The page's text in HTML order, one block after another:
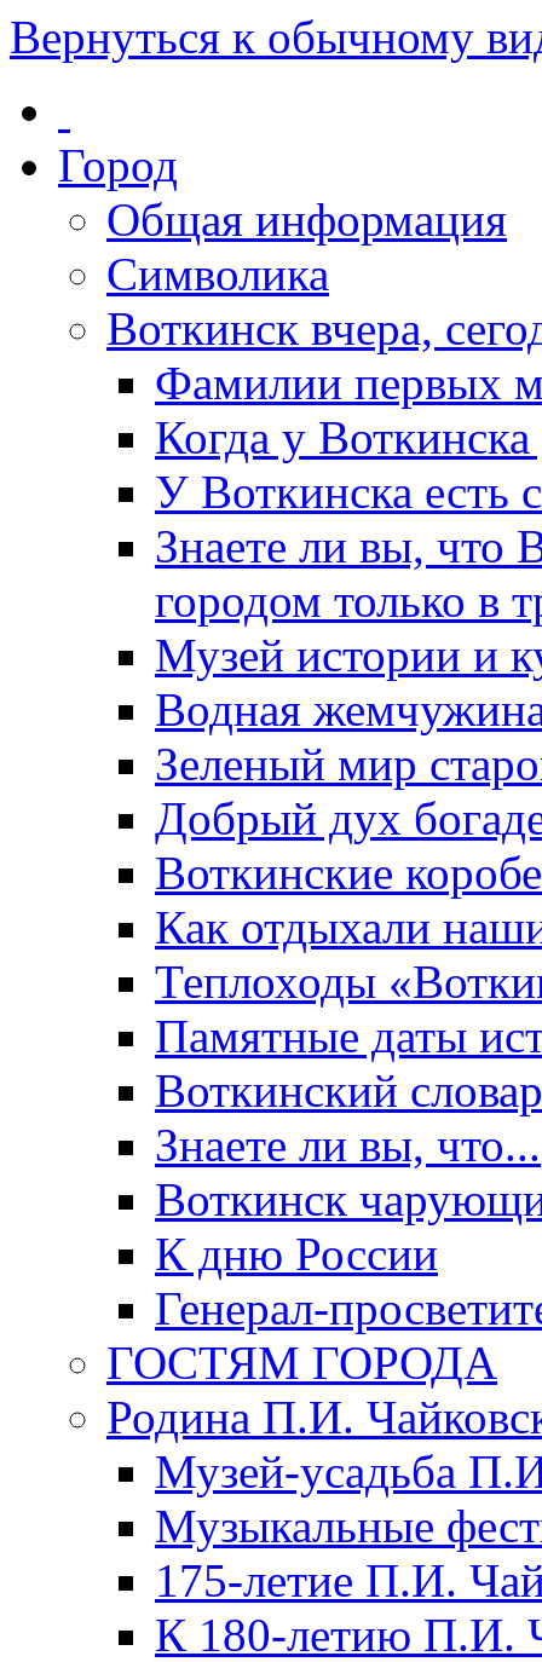
Вернуться к обычному
Город
Общая информация
Символика
Воткинск вчера,
Фамилии первых
Когда у
У Воткинска есть
Знаете ли вы, что
городом только в
Музей истории и
Водная
Зеленый мир
Добрый дух
Воткинские
Как отдыхали
Теплоходы
Памятные даты
Воткинский
Знаете ли вы, что...
Воткинск
К дню России
Генерал-
ГОСТЯМ ГОРОДА
Родина П.И.
Музей-усадьба
Музыкальные
175-летие П.И.
К 180-летию П.И.